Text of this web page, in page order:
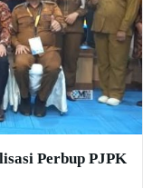
Perbup PJPK